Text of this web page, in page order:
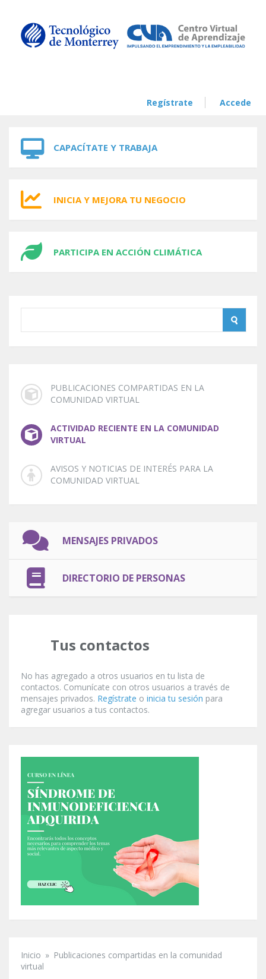
Regístrate Accede
CAPACÍTATE Y TRABAJA
INICIA Y MEJORA TU NEGOCIO
PARTICIPA EN ACCIÓN CLIMÁTICA
PUBLICACIONES COMPARTIDAS EN LA
COMUNIDAD VIRTUAL
ACTIVIDAD RECIENTE EN LA COMUNIDAD
VIRTUAL
AVISOS Y NOTICIAS DE INTERÉS PARA LA
COMUNIDAD VIRTUAL
MENSAJES PRIVADOS
DIRECTORIO DE PERSONAS
Tus contactos
No has agregado a otros usuarios en tu lista de
contactos. Comunícate con otros usuarios a través de
mensajes privados. Regístrate o inicia tu sesión para
agregar usuarios a tus contactos.
Se encuentra usted aquí
Inicio » Publicaciones compartidas en la comunidad
virtual